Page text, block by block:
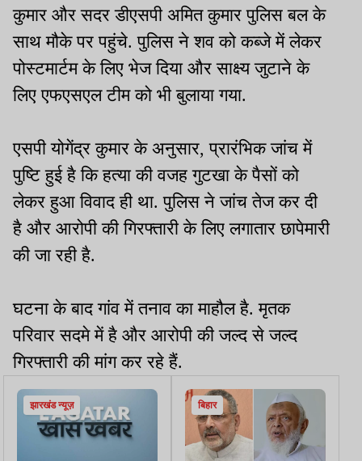
कुमार और सदर डीएसपी अमित कुमार पुलिस बल के
साथ मौके पर पहुंचे. पुलिस ने शव को कब्जे में लेकर
पोस्टमार्टम के लिए भेज दिया और साक्ष्य जुटाने के
लिए एफएसएल टीम को भी बुलाया गया.
एसपी योगेंद्र कुमार के अनुसार, प्रारंभिक जांच में
पुष्टि हुई है कि हत्या की वजह गुटखा के पैसों को
लेकर हुआ विवाद ही था. पुलिस ने जांच तेज कर दी
है और आरोपी की गिरफ्तारी के लिए लगातार छापेमारी
की जा रही है.
घटना के बाद गांव में तनाव का माहौल है. मृतक
परिवार सदमे में है और आरोपी की जल्द से जल्द
गिरफ्तारी की मांग कर रहे हैं.
झारखंड न्यूज़ बिहार